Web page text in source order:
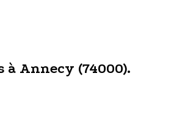
à Annecy (74000).